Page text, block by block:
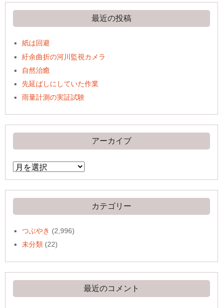
最近の投稿
紙は回避
紆余曲折の河川監視カメラ
自然治癒
先延ばしにしていた作業
雨量計測の実証試験
アーカイブ
ア
ー
イ
ブ
カテゴリー
つぶやき (2,996)
未分類 (22)
最近のコメント